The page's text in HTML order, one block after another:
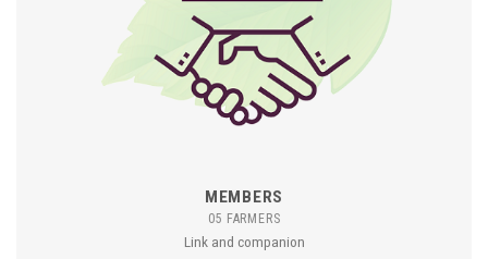
MEMBERS
05 FARMERS
Link and companion